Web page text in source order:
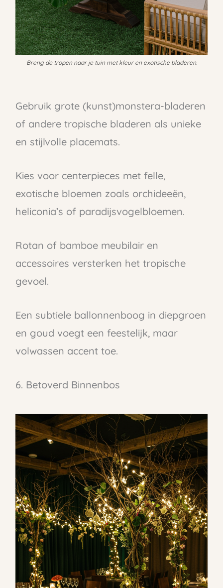
Breng de tropen naar je tuin met kleur en exotische bladeren.
Gebruik grote (kunst)monstera-bladeren
of andere tropische bladeren als unieke
en stijlvolle placemats.
Kies voor centerpieces met felle,
exotische bloemen zoals orchideeën,
heliconia’s of paradijsvogelbloemen.
Rotan of bamboe meubilair en
accessoires versterken het tropische
gevoel.
Een subtiele ballonnenboog in diepgroen
en goud voegt een feestelijk, maar
volwassen accent toe.
6. Betoverd Binnenbos